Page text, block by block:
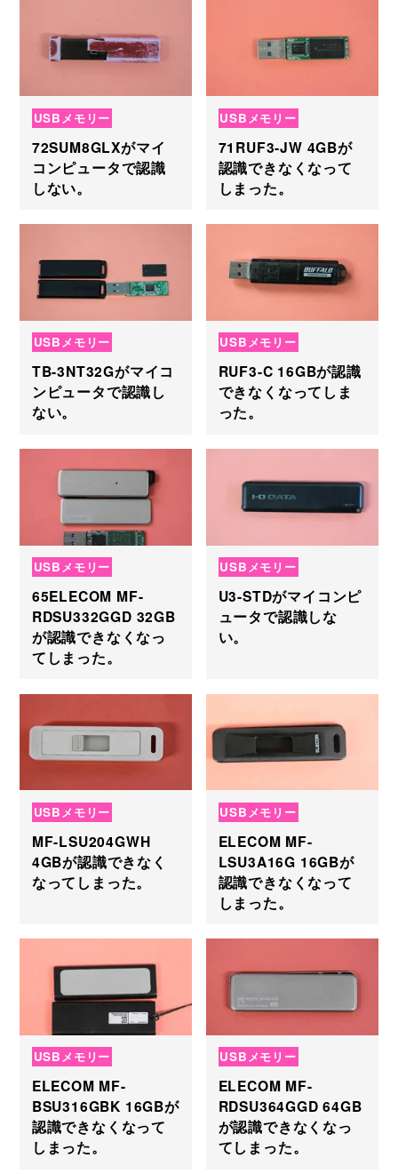
USBメモリー
72SUM8GLXがマイ
コンピュータで認識
しない。
USBメモリー
71RUF3-JW 4GBが
認識できなくなって
しまった。
USBメモリー
TB-3NT32Gがマイコ
ンピュータで認識し
ない。
USBメモリー
RUF3-C 16GBが認識
できなくなってしま
った。
USBメモリー
65ELECOM MF-
RDSU332GGD 32GB
が認識できなくなっ
てしまった。
USBメモリー
U3-STDがマイコンピ
ュータで認識しな
い。
USBメモリー
MF-LSU204GWH
4GBが認識できなく
なってしまった。
USBメモリー
ELECOM MF-
LSU3A16G 16GBが
認識できなくなって
しまった。
USBメモリー
ELECOM MF-
BSU316GBK 16GBが
認識できなくなって
しまった。
USBメモリー
ELECOM MF-
RDSU364GGD 64GB
が認識できなくなっ
てしまった。